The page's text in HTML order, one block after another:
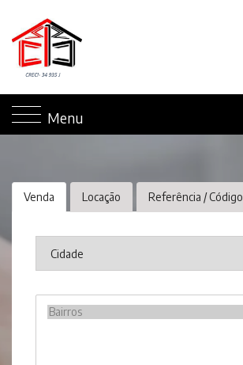
Menu
Venda Locação Referência / Código